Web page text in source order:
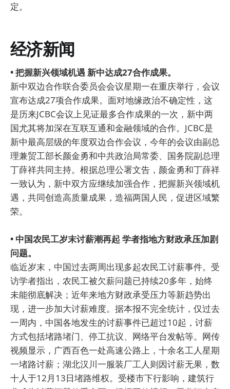
定。
经济新闻
• 把握新兴领域机遇 新中达成27合作成果。
新中双边合作联合委员会会议星期一在重庆举行，会议
宣布达成27项合作成果。面对地缘政治不确定性，这
是历来JCBC会议上见证最多合作成果的一次，新中两
国尤其将加深在互联互通和金融领域的合作。JCBC是
新中最高层级的年度双边合作会议，今年的会议由副总
理兼贸工部长颜金勇和中共政治局常委、国务院副总理
丁薛祥共同主持。根据总理公署文告，颜金勇和丁薛祥
一致认为，新中双方应继续加强合作，把握新兴领域机
遇，共同创造高质量成果，造福两国人民，促进区域繁
荣。
• 中国农民工岁末讨薪潮再起 学者指地方财政承压加剧
问题。
临近岁末，中国过去两周出现多起农民工讨薪事件。受
访学者指出，农民工被欠薪问题已持续20多年，始终
未能彻底解决；近年来地方财政承受压力等新趋势出
现，进一步加大讨薪难度。据本报不完全统计，仅过去
一周内，中国各地发生的讨薪事件已超过10起，讨薪
方式包括堵路堵门、停工抗议、网络平台发帖等。网传
视频显示，广西百色一处高速公路上，十余名工人星期
一堵路讨薪；湖北汉川一服装厂工人则因讨薪无果，数
十人于12月13日堵路维权。受楼市下行影响，建筑行